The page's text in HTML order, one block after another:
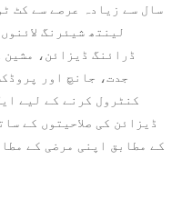
لینتھ شیئرنگ
ڈرائنگ ڈیزائن،
جدت، جانچ اور
کنٹرول کرنے کے لیے
ڈیزائن کی صلاحیتوں کے
کے مطابق اپنی مرضی کے